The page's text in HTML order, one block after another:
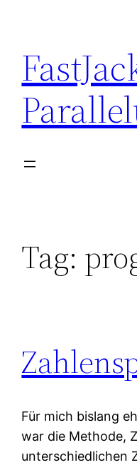
content
Tag:
Für mich bislang
war die Methode,
unterschiedlichen